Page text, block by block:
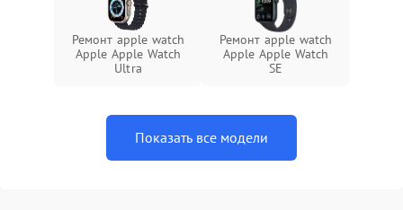
Ремонт apple watch
Apple Apple Watch
Ultra
Ремонт apple watch
Apple Apple Watch
SE
Показать все модели